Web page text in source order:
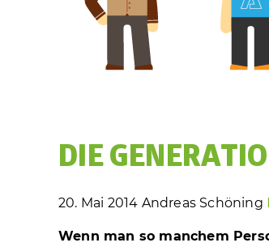
DIE
20. Mai 2014 Andreas Schöning
Wenn man so manchem